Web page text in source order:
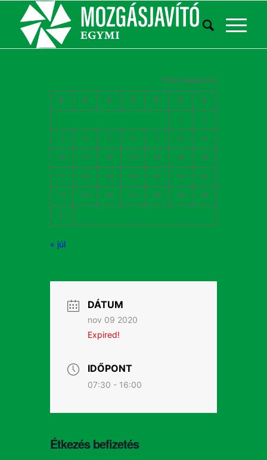
2026. augusztus
H K S C P S V
1 2
3 4 5 6 7 8 9
10 11 12 13 14 15 16
17 18 19 20 21 22 23
24 25 26 27 28 29 30
31
« júl
DÁTUM
nov 09 2020
Expired!
IDŐPONT
07:30 - 16:00
Étkezés befizetés